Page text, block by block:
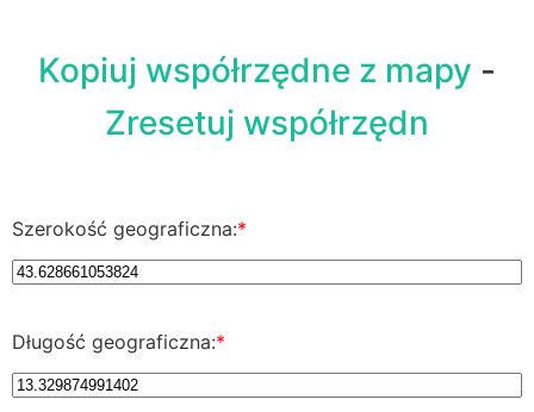
Kopiuj współrzędne z mapy -
Zresetuj współrzędn
Szerokość geograficzna:*
Długość geograficzna:*